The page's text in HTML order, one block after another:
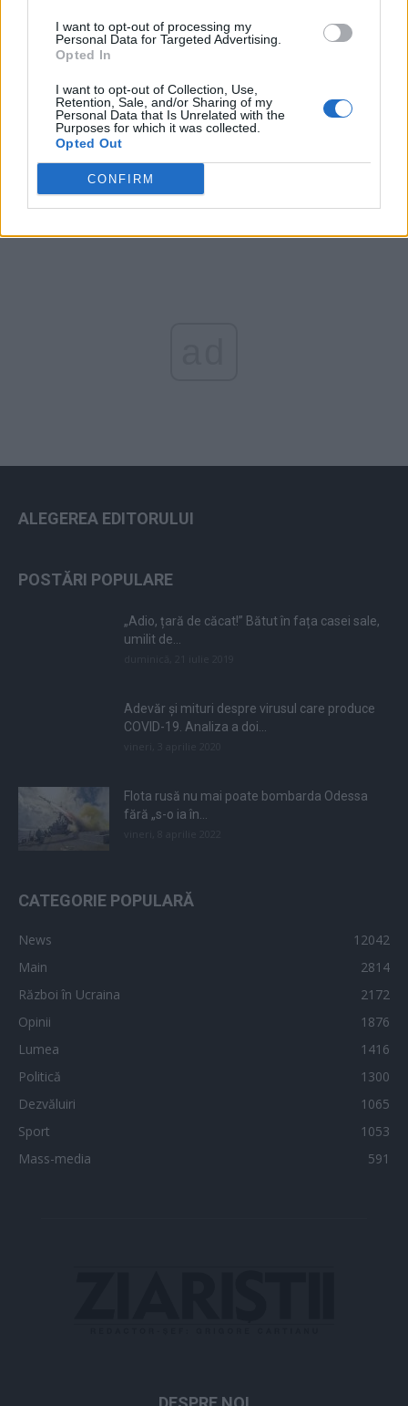
I want to opt-out of processing my
Personal Data for Targeted Advertising.
Opted In
I want to opt-out of Collection, Use,
Retention, Sale, and/or Sharing of my
Personal Data that Is Unrelated with the
Purposes for which it was collected.
Opted Out
CONFIRM
Altul
Arată rezultatele
Arhiva sondajelor
ALEGEREA EDITORULUI
POSTĂRI POPULARE
„Adio, țară de căcat!” Bătut în fața casei sale,
umilit de...
Adevăr și mituri despre virusul care produce
COVID-19. Analiza a doi...
Flota rusă nu mai poate bombarda Odessa
fără „s-o ia în...
CATEGORIE POPULARĂ
News
12042
Main
2814
Război în Ucraina
2172
Opinii
1876
Lumea
1416
Politică
1300
Dezvăluiri
1065
Sport
1053
Mass-media
591